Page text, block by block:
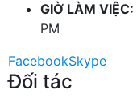
GIỜ LÀM VIỆC:
PM
FacebookSkype
Đối tác